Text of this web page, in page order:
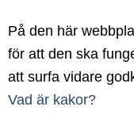
På den här
för att den ska
att surfa vidare
Vad är kakor?